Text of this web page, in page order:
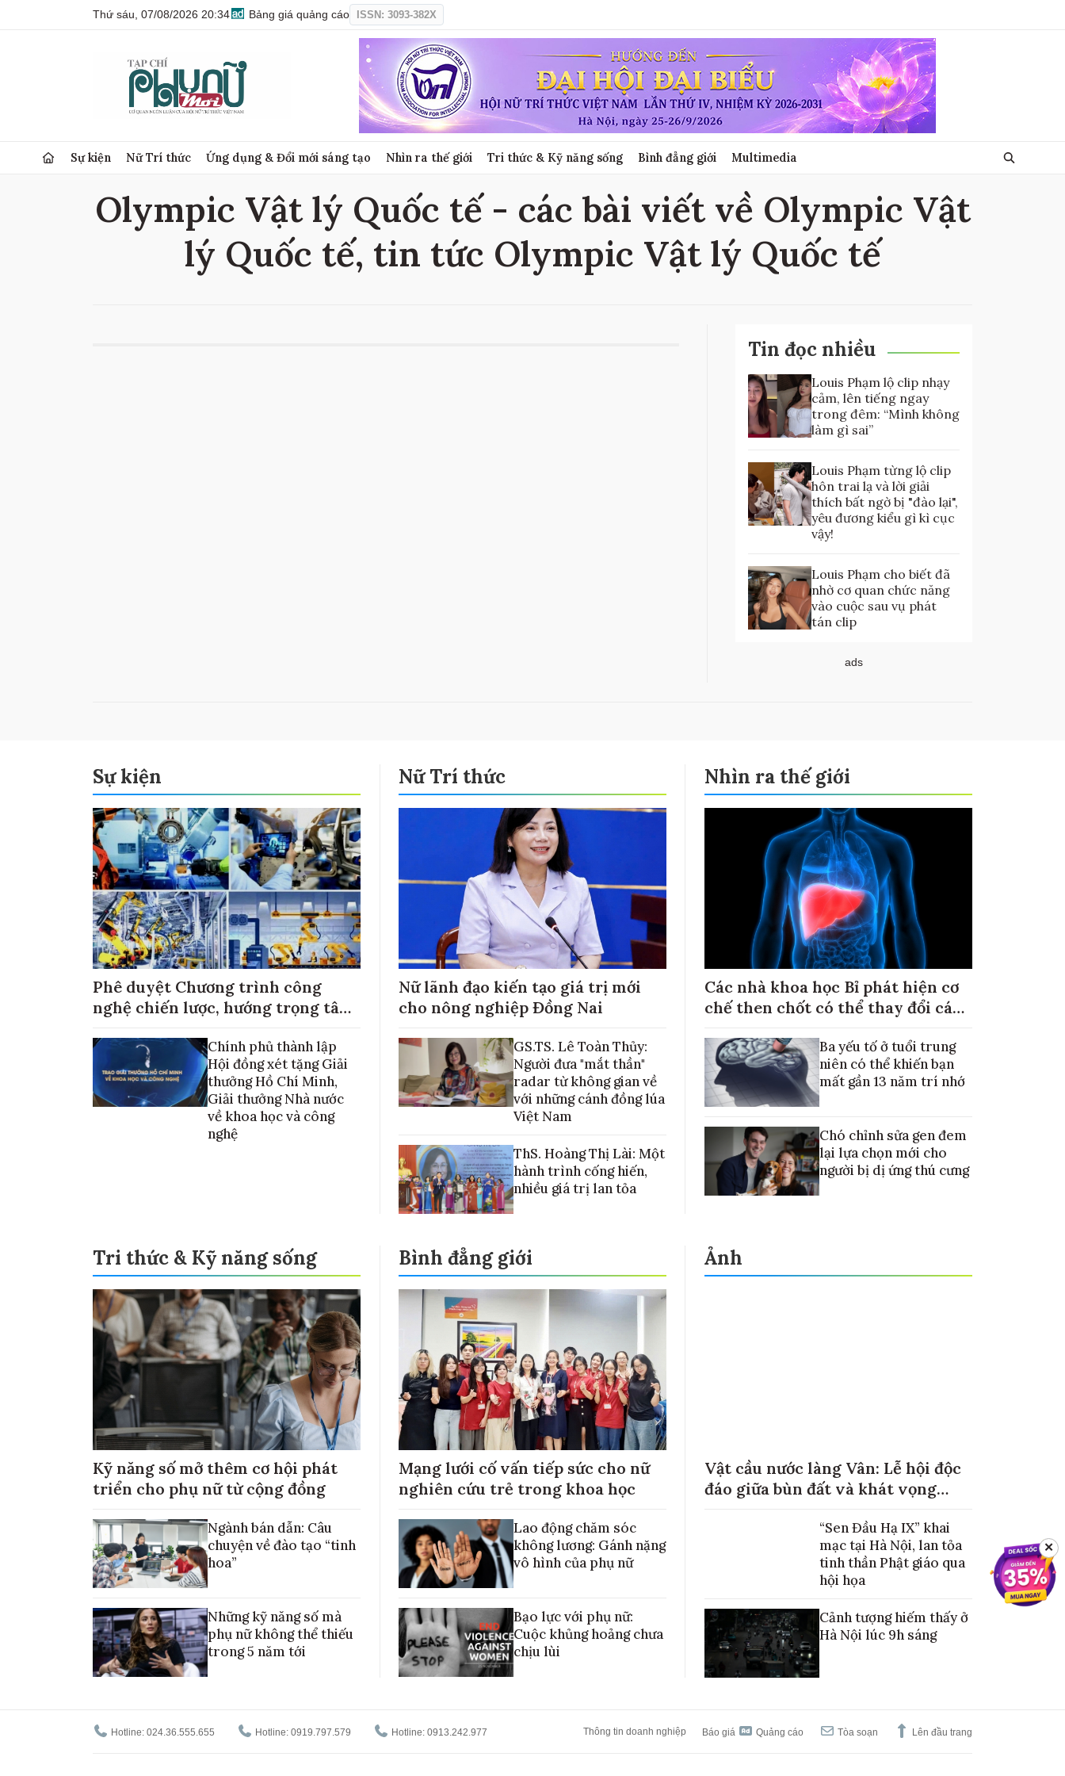
Thứ sáu, 07/08/2026 20:34 Bảng giá quảng cáo ISSN: 3093-382X
Sự kiện Nữ Trí thức Ứng dụng & Đổi mới sáng tạo Nhìn ra thế giới Tri thức & Kỹ năng sống Bình đẳng giới Multimedia
Olympic Vật lý Quốc tế - các bài viết về Olympic Vật
lý Quốc tế, tin tức Olympic Vật lý Quốc tế
Tin đọc nhiều
Louis Phạm lộ clip nhạy
cảm, lên tiếng ngay
trong đêm: “Mình không
làm gì sai”
Louis Phạm từng lộ clip
hôn trai lạ và lời giải
thích bất ngờ bị "đào lại",
yêu đương kiểu gì kì cục
vậy!
Louis Phạm cho biết đã
nhờ cơ quan chức năng
vào cuộc sau vụ phát
tán clip
ads
Sự kiện
Phê duyệt Chương trình công
nghệ chiến lược, hướng trọng tâm
Chính phủ thành lập
Hội đồng xét tặng Giải
thưởng Hồ Chí Minh,
Giải thưởng Nhà nước
về khoa học và công
nghệ
Nữ Trí thức
Nữ lãnh đạo kiến tạo giá trị mới
cho nông nghiệp Đồng Nai
GS.TS. Lê Toàn Thủy:
Người đưa "mắt thần"
radar từ không gian về
với những cánh đồng lúa
Việt Nam
ThS. Hoàng Thị Lài: Một
hành trình cống hiến,
nhiều giá trị lan tỏa
Nhìn ra thế giới
Các nhà khoa học Bỉ phát hiện cơ
chế then chốt có thể thay đổi cách
Ba yếu tố ở tuổi trung
niên có thể khiến bạn
mất gần 13 năm trí nhớ
Chó chỉnh sửa gen đem
lại lựa chọn mới cho
người bị dị ứng thú cưng
Tri thức & Kỹ năng sống
Kỹ năng số mở thêm cơ hội phát
triển cho phụ nữ từ cộng đồng
Ngành bán dẫn: Câu
chuyện về đào tạo “tinh
hoa”
Những kỹ năng số mà
phụ nữ không thể thiếu
trong 5 năm tới
Bình đẳng giới
Mạng lưới cố vấn tiếp sức cho nữ
nghiên cứu trẻ trong khoa học
Lao động chăm sóc
không lương: Gánh nặng
vô hình của phụ nữ
Bạo lực với phụ nữ:
Cuộc khủng hoảng chưa
chịu lùi
Ảnh
Vật cầu nước làng Vân: Lễ hội độc
đáo giữa bùn đất và khát vọng
“Sen Đầu Hạ IX” khai
mạc tại Hà Nội, lan tỏa
tinh thần Phật giáo qua
hội họa
Cảnh tượng hiếm thấy ở
Hà Nội lúc 9h sáng
Hotline: 024.36.555.655 Hotline: 0919.797.579 Hotline: 0913.242.977 Thông tin doanh nghiệp Báo giá Quảng cáo Tòa soạn Lên đầu trang
✕